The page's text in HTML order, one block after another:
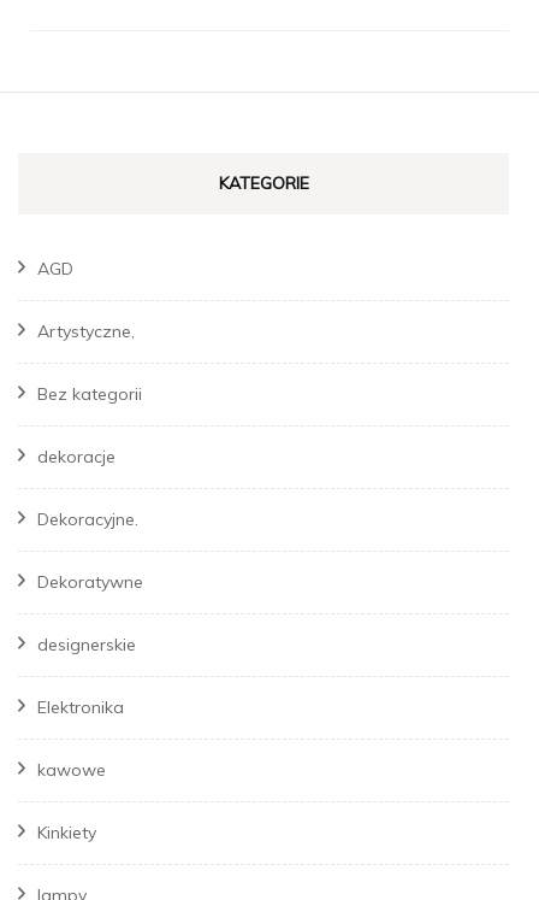
KATEGORIE
AGD
Artystyczne,
Bez kategorii
dekoracje
Dekoracyjne.
Dekoratywne
designerskie
Elektronika
kawowe
Kinkiety